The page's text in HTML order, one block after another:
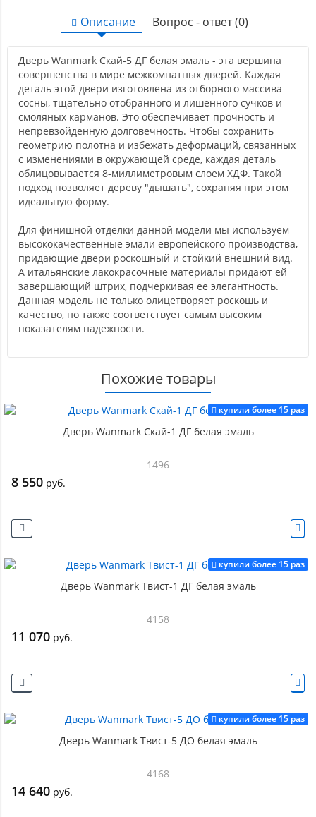
Описание Вопрос - ответ (0)
Дверь Wanmark Скай-5 ДГ белая эмаль - эта вершина
совершенства в мире межкомнатных дверей. Каждая
деталь этой двери изготовлена из отборного массива
сосны, тщательно отобранного и лишенного сучков и
смоляных карманов. Это обеспечивает прочность и
непревзойденную долговечность. Чтобы сохранить
геометрию полотна и избежать деформаций, связанных
с изменениями в окружающей среде, каждая деталь
облицовывается 8-миллиметровым слоем ХДФ. Такой
подход позволяет дереву "дышать", сохраняя при этом
идеальную форму.
Для финишной отделки данной модели мы используем
высококачественные эмали европейского производства,
придающие двери роскошный и стойкий внешний вид.
А итальянские лакокрасочные материалы придают ей
завершающий штрих, подчеркивая ее элегантность.
Данная модель не только олицетворяет роскошь и
качество, но также соответствует самым высоким
показателям надежности.
Похожие товары
купили более 15 раз
Дверь Wanmark Скай-1 ДГ белая эмаль
1496
8 550 руб.
купили более 15 раз
Дверь Wanmark Твист-1 ДГ белая эмаль
4158
11 070 руб.
купили более 15 раз
Дверь Wanmark Твист-5 ДО белая эмаль
4168
14 640 руб.